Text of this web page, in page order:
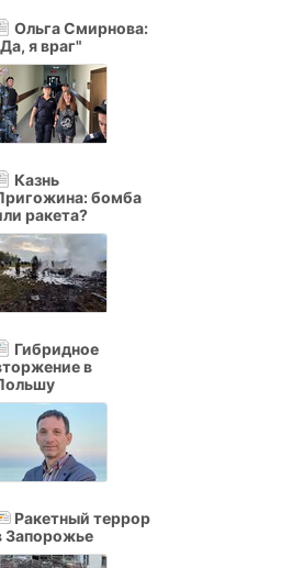
Ольга Смирнова:
я враг"
Казнь
бомба
ракета?
Гибридное
в
Ракетный террор
Запорожье